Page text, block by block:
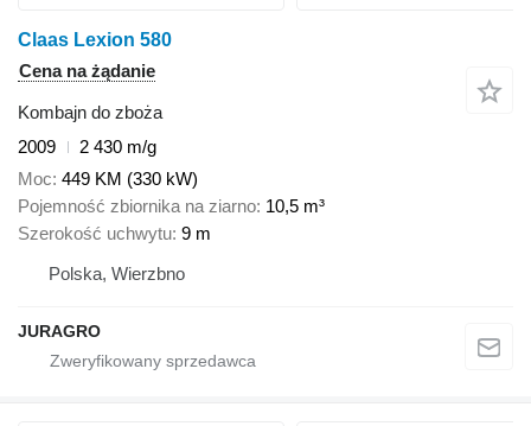
Claas Lexion 580
Cena na żądanie
Kombajn do zboża
2009
2 430 m/g
Moc 449 KM (330 kW)
Pojemność zbiornika na ziarno 10,5 m³
Szerokość uchwytu 9 m
Polska, Wierzbno
JURAGRO